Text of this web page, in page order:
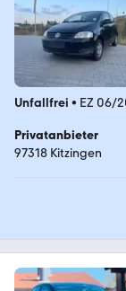
Unfallfrei • EZ 06/
Privatanbieter
97318 Kitzingen